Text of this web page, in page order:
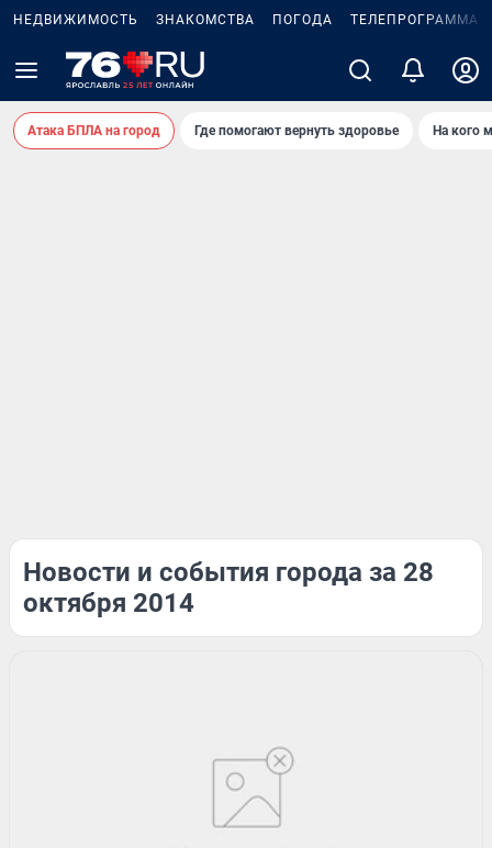
НЕДВИЖИМОСТЬ ЗНАКОМСТВА ПОГОДА ТЕЛЕПРОГРАММА
Атака БПЛА на город Где помогают вернуть здоровье На кого
Новости и события города за 28
октября 2014